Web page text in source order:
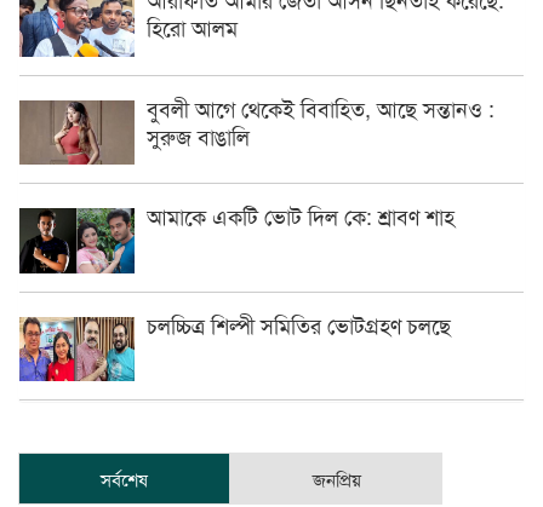
হিরো আলম
বুবলী আগে থেকেই বিবাহিত, আছে সন্তানও :
সুরুজ বাঙালি
আমাকে একটি ভোট দিল কে: শ্রাবণ শাহ
চলচ্চিত্র শিল্পী সমিতির ভোটগ্রহণ চলছে
সর্বশেষ জনপ্রিয়